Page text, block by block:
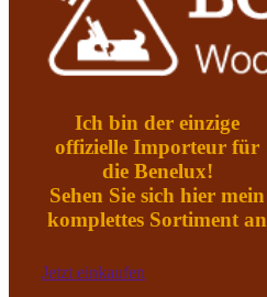
Ich bin der einzige
offizielle Importeur für
die Benelux!
Sehen Sie sich hier mein
komplettes Sortiment an
Jetzt einkaufen